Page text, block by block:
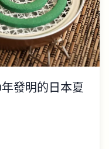
發明的日本夏